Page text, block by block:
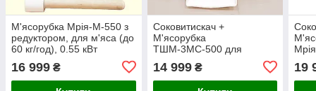
М'ясорубка Мрія-М-550 з
редуктором, для м'яса (до
60 кг/год), 0.55 кВт
16 999 ₴
Соковитискач +
М'ясорубка
ТШМ-3МС-500 для
томатів, винограду (до 150
кг/год) та м'яса (до 30 кг/
год). 500 Вт.
14 999₴
60
19